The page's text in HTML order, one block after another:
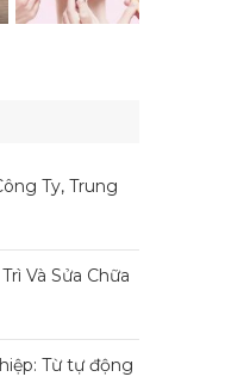
Ty, Trung
Và Sửa Chữa
Từ tự động